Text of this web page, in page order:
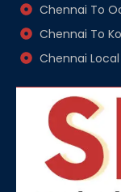
Chennai To
Chennai To
Chennai